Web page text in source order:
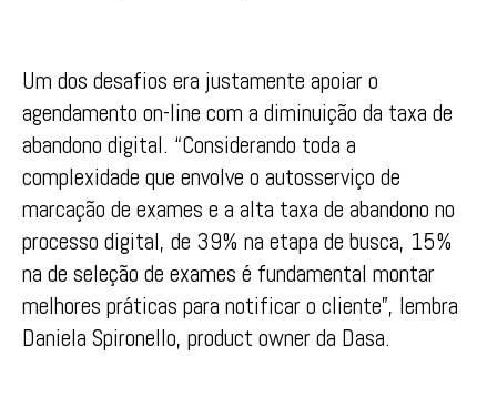
Um dos desafios era justamente apoiar o
agendamento on-line com a diminuição da taxa de
abandono digital. “Considerando toda a
complexidade que envolve o autosserviço de
marcação de exames e a alta taxa de abandono no
processo digital, de 39% na etapa de busca, 15%
na de seleção de exames é fundamental montar
melhores práticas para notificar o cliente”, lembra
Daniela Spironello, product owner da Dasa.